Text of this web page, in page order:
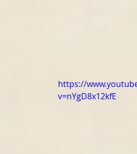
https://
v=nYgD8x12kfE